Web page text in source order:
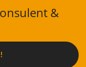
&